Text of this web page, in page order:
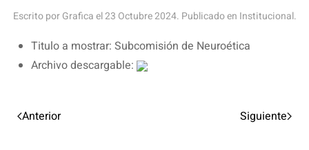
Escrito por Grafica el23 Octubre 2024. Publicado en Institucional.
Titulo a mostrar: Subcomisión de Neuroética
Archivo descargable:
Anterior Siguiente